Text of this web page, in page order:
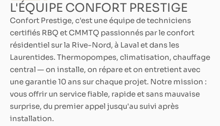
L'ÉQUIPE CONFORT PRESTIGE
Confort Prestige, c'est une équipe de techniciens
certifiés RBQ et CMMTQ passionnés par le confort
résidentiel sur la Rive-Nord, à Laval et dans les
Laurentides. Thermopompes, climatisation, chauffage
central — on installe, on répare et on entretient avec
une garantie 10 ans sur chaque projet. Notre mission :
vous offrir un service fiable, rapide et sans mauvaise
surprise, du premier appel jusqu'au suivi après
installation.